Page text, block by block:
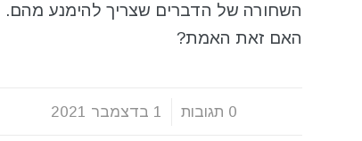
השחורה של הדברים שצריך להימנע מהם.
האם זאת האמת?
0 תגובות
/ 1 בדצמבר 2021